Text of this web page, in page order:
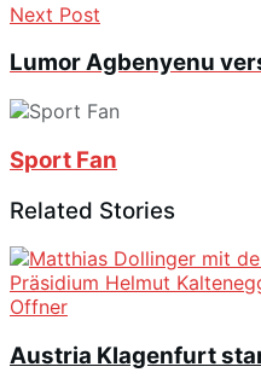
Next Post
Lumor Agbenyenu
Sport Fan
Related Stories
Austria Klagenfurt